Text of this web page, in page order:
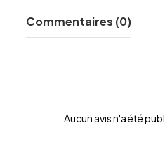
Commentaires (0)
Aucun avis n'a été